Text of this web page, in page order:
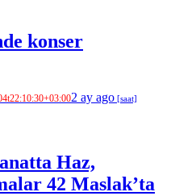
konser
2 ay ago
Haz,
42 Maslak’ta